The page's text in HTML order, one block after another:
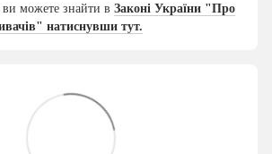
ви можете знайти в Законі України "Про
натиснувши тут.